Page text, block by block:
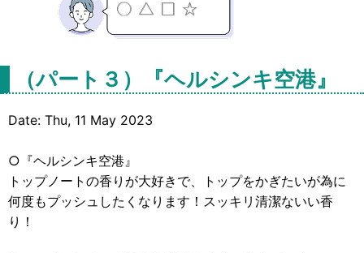
（パート３）『ヘルシンキ空港』
Date: Thu, 11 May 2023
○『ヘルシンキ空港』
トップノートの香りが大好きで、トップをかぎたいが為に
何度もプッシュしたくなります！スッキリ清潔ないい香
り！